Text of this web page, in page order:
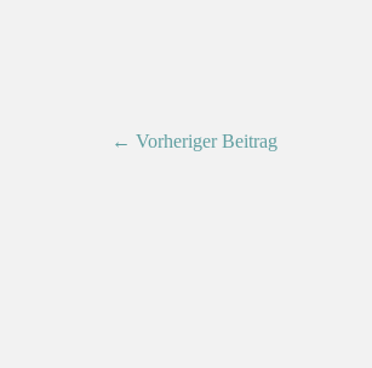
← Vorheriger Beitrag